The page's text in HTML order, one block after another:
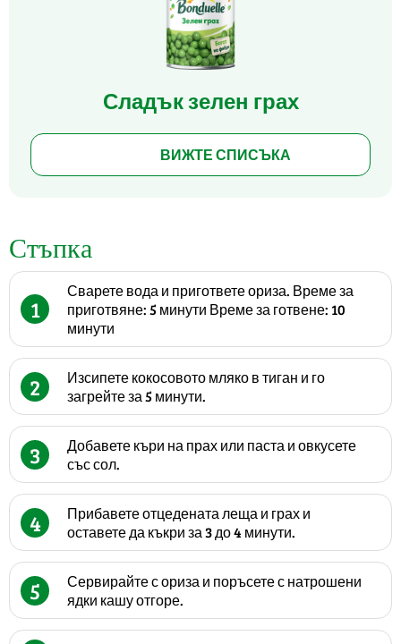
Сладък зелен грах
ВИЖТЕ СПИСЪКА
Стъпка
1
Сварете вода и пригответе ориза. Време за
приготвяне: 5 минути Време за готвене: 10
минути
2
Изсипете кокосовото мляко в тиган и го
загрейте за 5 минути.
3
Добавете къри на прах или паста и овкусете
със сол.
4
Прибавете отцедената леща и грах и
оставете да къкри за 3 до 4 минути.
5
Сервирайте с ориза и поръсете с натрошени
ядки кашу отгоре.